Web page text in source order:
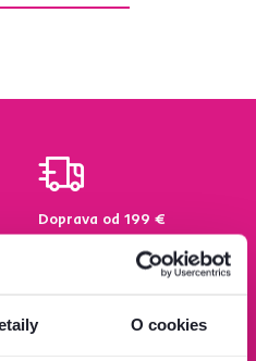
O cookies
Doprava od 199 €
zadarmo